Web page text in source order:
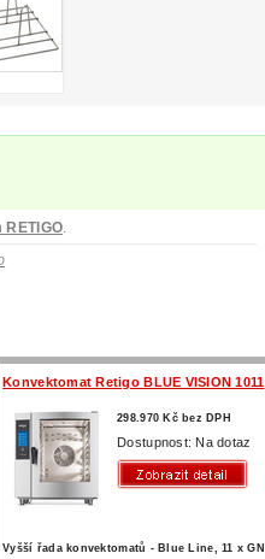
.
Konvektomat Retigo BLUE VISION 1011
298.970 Kč bez DPH
Dostupnost: Na dotaz
Vyšší řada konvektomatů - Blue Line, 11 x GN